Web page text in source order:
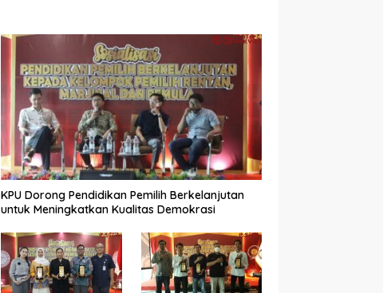
KPU Dorong Pendidikan Pemilih Berkelanjutan
untuk Meningkatkan Kualitas Demokrasi